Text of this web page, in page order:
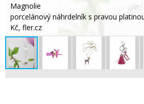
Magnolie
porcelánový náhrdelník s pravou
Kč, fler.cz